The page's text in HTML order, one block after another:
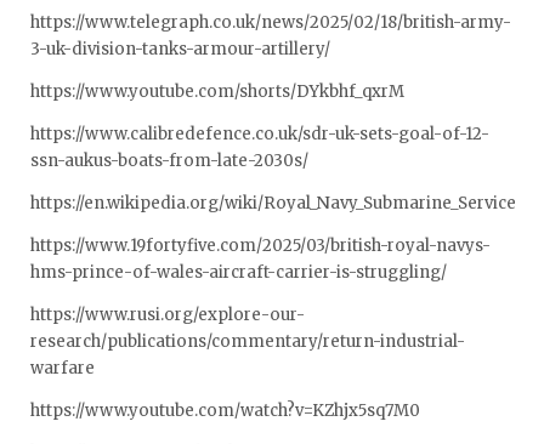
https://www.telegraph.co.uk/news/2025/02/18/british-army-
3-uk-division-tanks-armour-artillery/
https://www.youtube.com/shorts/DYkbhf_qxrM
https://www.calibredefence.co.uk/sdr-uk-sets-goal-of-12-
ssn-aukus-boats-from-late-2030s/
https://en.wikipedia.org/wiki/Royal_Navy_Submarine_Service
https://www.19fortyfive.com/2025/03/british-royal-navys-
hms-prince-of-wales-aircraft-carrier-is-struggling/
https://www.rusi.org/explore-our-
research/publications/commentary/return-industrial-
warfare
https://www.youtube.com/watch?v=KZhjx5sq7M0